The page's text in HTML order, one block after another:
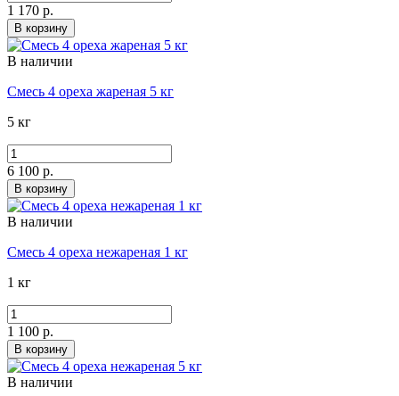
1 170 р.
В корзину
В наличии
Смесь 4 ореха жареная 5 кг
5 кг
6 100 р.
В корзину
В наличии
Смесь 4 ореха нежареная 1 кг
1 кг
1 100 р.
В корзину
В наличии